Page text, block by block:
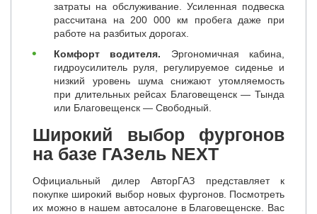
затраты на обслуживание. Усиленная подвеска
рассчитана на 200 000 км пробега даже при
работе на разбитых дорогах.
Комфорт водителя. Эргономичная кабина,
гидроусилитель руля, регулируемое сиденье и
низкий уровень шума снижают утомляемость
при длительных рейсах Благовещенск — Тында
или Благовещенск — Свободный.
Широкий выбор фургонов
на базе ГАЗель NEXT
Официальный дилер АвторГАЗ представляет к
покупке широкий выбор новых фургонов. Посмотреть
их можно в нашем автосалоне в Благовещенске. Вас